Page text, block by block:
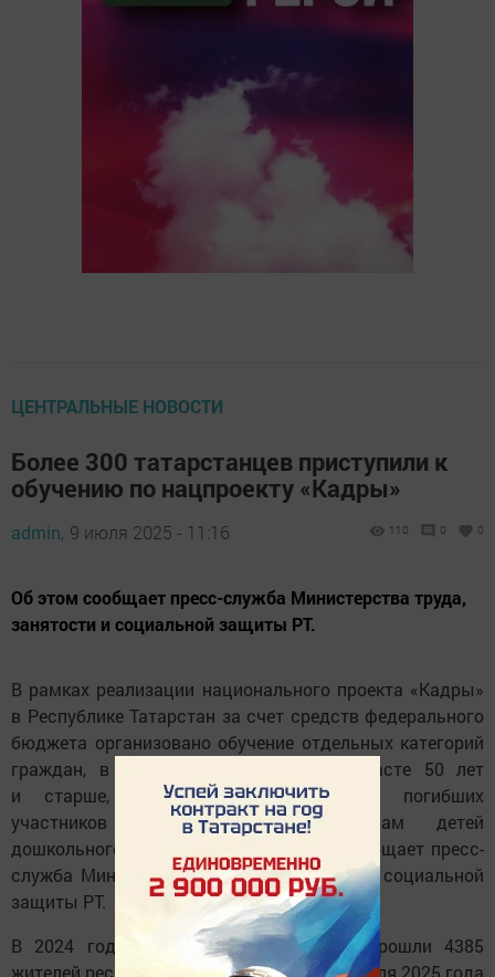
ЦЕНТРАЛЬНЫЕ НОВОСТИ
Более 300 татарстанцев приступили к
обучению по нацпроекту «Кадры»
admin, 9 июля 2025 - 11:16 110 0 0
Об этом сообщает пресс-служба Министерства труда,
занятости и социальной защиты РТ.
В рамках реализации национального проекта «Кадры»
в Республике Татарстан за счет средств федерального
бюджета организовано обучение отдельных категорий
граждан, в том числе граждан в возрасте 50 лет
и старше, инвалидов, членов семей погибших
участников СВО, неработающих мам детей
дошкольного возраста и др. Об этом сообщает пресс-
служба Министерства труда, занятости и социальной
защиты РТ.
В 2024 году обучение по нацпроекту прошли 4385